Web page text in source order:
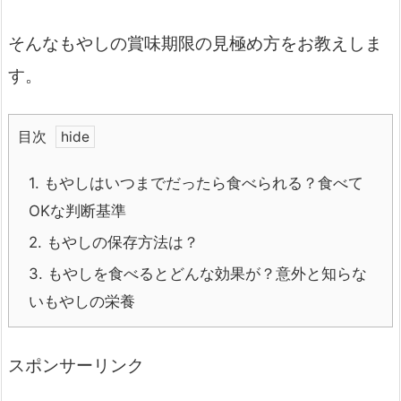
そんなもやしの賞味期限の見極め方をお教えしま
す。
目次
1. もやしはいつまでだったら食べられる？食べて
OKな判断基準
2. もやしの保存方法は？
3. もやしを食べるとどんな効果が？意外と知らな
いもやしの栄養
スポンサーリンク